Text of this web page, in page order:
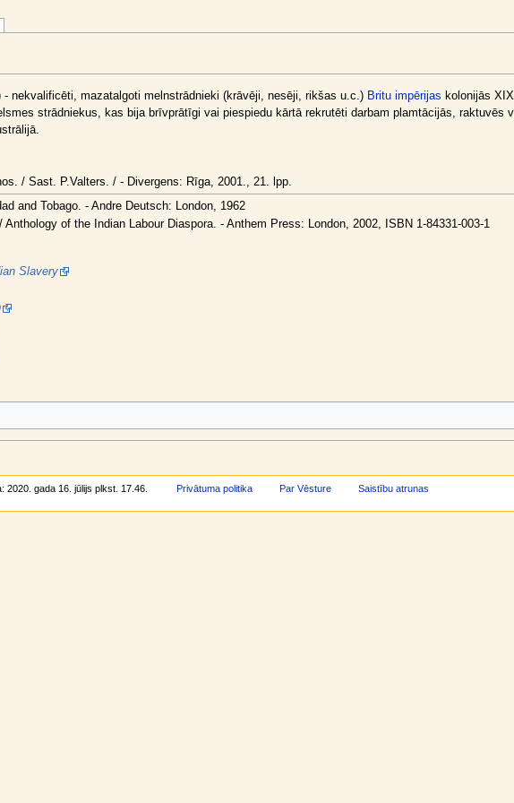
- nekvalificēti, mazatalgoti melnstrādnieki (krāvēji, nesēji, rikšas u.c.) Britu impērijas kolonijās
strādniekus, kas bija brīvprātīgi vai piespiedu kārtā rekrutēti darbam plamtācijās, raktuvēs
/ Sast. P.Valters. / - Divergens: Rīga, 2001., 21. lpp.
and Tobago. - Andre Deutsch: London, 1962
Anthology of the Indian Labour Diaspora. - Anthem Press: London, 2002, ISBN 1-84331-003-1
Slavery
2020. gada 16. jūlijs plkst. 17.46. Privātuma politika Par Vēsture Saistību atrunas